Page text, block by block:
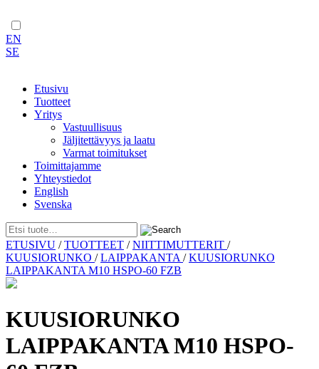
EN
SE
Etusivu
Tuotteet
Yritys
Vastuullisuus
Jäljitettävyys ja laatu
Varmat toimitukset
Toimittajamme
Yhteystiedot
English
Svenska
Skip
to
content
ETUSIVU /TUOTTEET /NIITTIMUTTERIT /
KUUSIORUNKO /LAIPPAKANTA /KUUSIORUNKO
LAIPPAKANTA M10 HSPO-60 FZB
KUUSIORUNKO
LAIPPAKANTA M10 HSPO-